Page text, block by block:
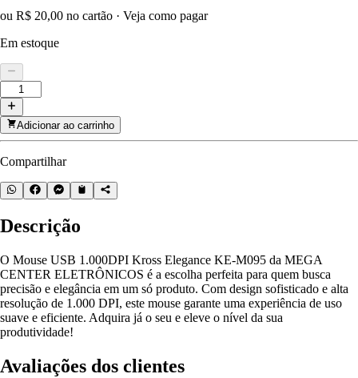
ou R$ 20,00 no cartão · Veja como pagar
Em estoque
Adicionar ao carrinho
Compartilhar
Descrição
O Mouse USB 1.000DPI Kross Elegance KE-M095 da MEGA
CENTER ELETRÔNICOS é a escolha perfeita para quem busca
precisão e elegância em um só produto. Com design sofisticado e alta
resolução de 1.000 DPI, este mouse garante uma experiência de uso
suave e eficiente. Adquira já o seu e eleve o nível da sua
produtividade!
Avaliações dos clientes